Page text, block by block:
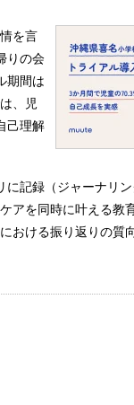
を言
りの会
期間は
、児
己理解
記録（ジャーナリ
アを同時に叶える教
おける振り返りの質